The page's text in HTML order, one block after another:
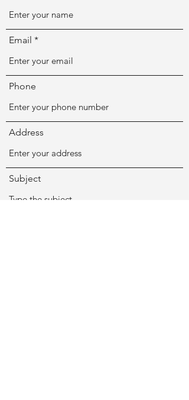
Email
Phone
Address
Subject